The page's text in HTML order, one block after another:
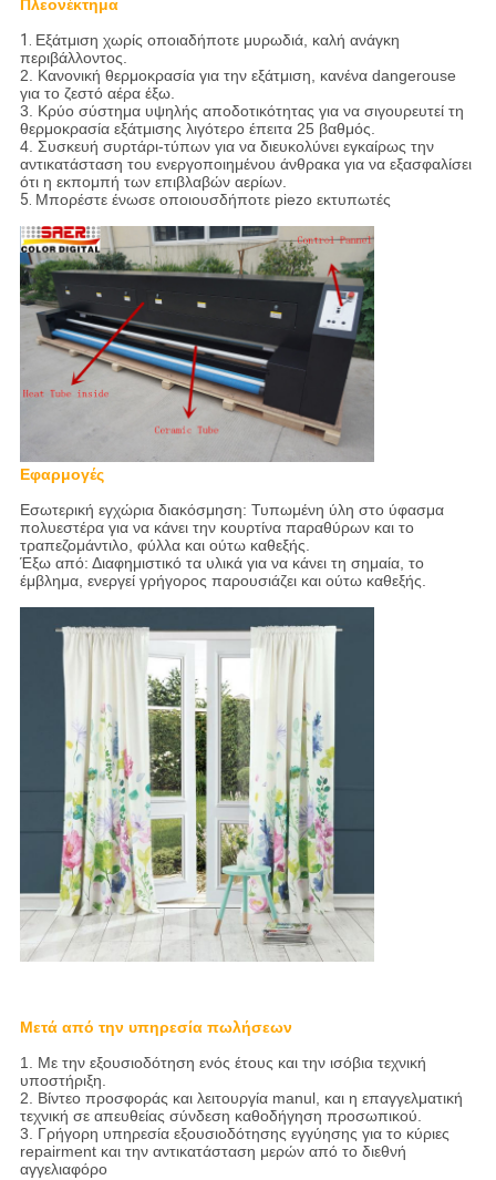
Πλεονέκτημα
1. Εξάτμιση χωρίς οποιαδήποτε μυρωδιά, καλή ανάγκη
περιβάλλοντος.
2. Κανονική θερμοκρασία για την εξάτμιση, κανένα dangerouse
για το ζεστό αέρα έξω.
3. Κρύο σύστημα υψηλής αποδοτικότητας για να σιγουρευτεί τη
θερμοκρασία εξάτμισης λιγότερο έπειτα 25 βαθμός.
4. Συσκευή συρτάρι-τύπων για να διευκολύνει εγκαίρως την
αντικατάσταση του ενεργοποιημένου άνθρακα για να εξασφαλίσει
ότι η εκπομπή των επιβλαβών αερίων.
5. Μπορέστε ένωσε οποιουσδήποτε piezo εκτυπωτές
Εφαρμογές
Εσωτερική εγχώρια διακόσμηση: Τυπωμένη ύλη στο ύφασμα
πολυεστέρα για να κάνει την κουρτίνα παραθύρων και το
τραπεζομάντιλο, φύλλα και ούτω καθεξής.
Έξω από: Διαφημιστικό τα υλικά για να κάνει τη σημαία, το
έμβλημα, ενεργεί γρήγορος παρουσιάζει και ούτω καθεξής.
Μετά από την υπηρεσία πωλήσεων
1. Με την εξουσιοδότηση ενός έτους και την ισόβια τεχνική
υποστήριξη.
2. Βίντεο προσφοράς και λειτουργία manul, και η επαγγελματική
τεχνική σε απευθείας σύνδεση καθοδήγηση προσωπικού.
3. Γρήγορη υπηρεσία εξουσιοδότησης εγγύησης για το κύριες
repairment και την αντικατάσταση μερών από το διεθνή
αγγελιαφόρο